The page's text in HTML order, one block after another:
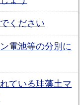
ください
電池等の分別に
ている珪藻土マ